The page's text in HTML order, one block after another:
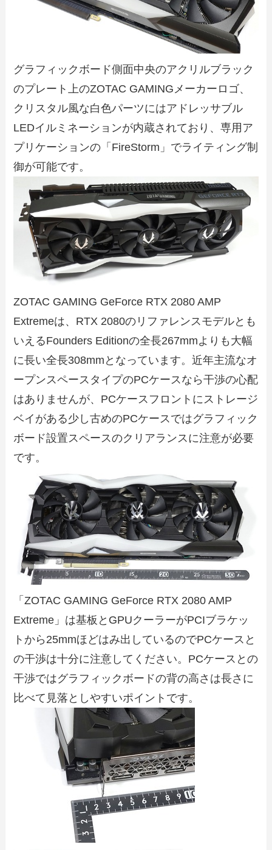
グラフィックボード側面中央のアクリルブラック
のプレート上のZOTAC GAMINGメーカーロゴ、
クリスタル風な白色パーツにはアドレッサブル
LEDイルミネーションが内蔵されており、専用ア
プリケーションの「FireStorm」でライティング制
御が可能です。
ZOTAC GAMING GeForce RTX 2080 AMP
Extremeは、RTX 2080のリファレンスモデルとも
いえるFounders Editionの全長267mmよりも大幅
に長い全長308mmとなっています。近年主流なオ
ープンスペースタイプのPCケースなら干渉の心配
はありませんが、PCケースフロントにストレージ
ベイがある少し古めのPCケースではグラフィック
ボード設置スペースのクリアランスに注意が必要
です。
「ZOTAC GAMING GeForce RTX 2080 AMP
Extreme」は基板とGPUクーラーがPCIブラケッ
トから25mmほどはみ出しているのでPCケースと
の干渉は十分に注意してください。PCケースとの
干渉ではグラフィックボードの背の高さは長さに
比べて見落としやすいポイントです。